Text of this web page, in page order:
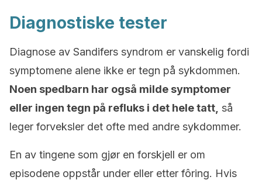
Diagnostiske tester
Diagnose av Sandifers syndrom er vanskelig fordi
symptomene alene ikke er tegn på sykdommen.
Noen spedbarn har også milde symptomer
eller ingen tegn på refluks i det hele tatt, så
leger forveksler det ofte med andre sykdommer.
En av tingene som gjør en forskjell er om
episodene oppstår under eller etter fôring. Hvis